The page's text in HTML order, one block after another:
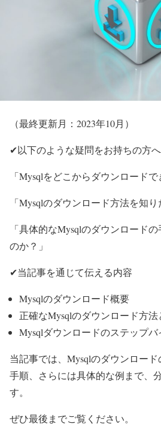
（最終更新月：2023年10月）
✔以下のような疑問をお持ちの方
「Mysqlをどこからダウンロードで
「Mysqlのダウンロード方法を知り
「具体的なMysqlのダウンロード
のか？」
✔当記事を通じて伝える内容
Mysqlのダウンロード概要
正確なMysqlのダウンロード方
Mysqlダウンロードのステップ
当記事では、Mysqlのダウンロー
手順、さらには具体的な例まで、
す。
ぜひ最後までご覧ください。